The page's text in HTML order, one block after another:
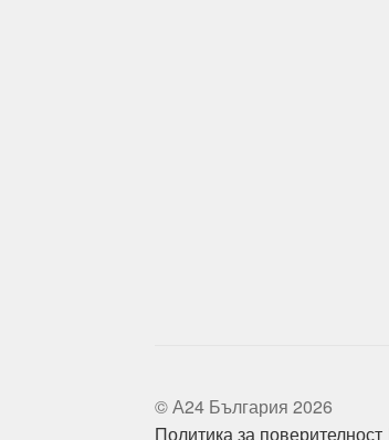
© А24 България 2026
Политика за поверителност